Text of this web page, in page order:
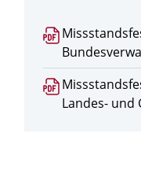
PDF
Datei
Landes- und
PDF
Datei